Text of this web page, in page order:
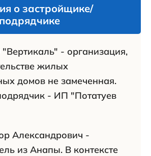
о застройщике/
- организация,
жилых
домов не замеченная.
- ИП "Потатуев
Александрович -
из Анапы. В контексте